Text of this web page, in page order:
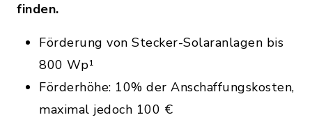
finden.
Förderung von Stecker-Solaranlagen bis
800 Wp¹
Förderhöhe: 10% der Anschaffungskosten,
maximal jedoch 100 €​